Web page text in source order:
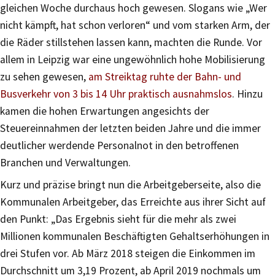
gleichen Woche durchaus hoch gewesen. Slogans wie „Wer
nicht kämpft, hat schon verloren“ und vom starken Arm, der
die Räder stillstehen lassen kann, machten die Runde. Vor
allem in Leipzig war eine ungewöhnlich hohe Mobilisierung
zu sehen gewesen, am Streiktag ruhte der Bahn- und
Busverkehr von 3 bis 14 Uhr praktisch ausnahmslos. Hinzu
kamen die hohen Erwartungen angesichts der
Steuereinnahmen der letzten beiden Jahre und die immer
deutlicher werdende Personalnot in den betroffenen
Branchen und Verwaltungen.
Kurz und präzise bringt nun die Arbeitgeberseite, also die
Kommunalen Arbeitgeber, das Erreichte aus ihrer Sicht auf
den Punkt: „Das Ergebnis sieht für die mehr als zwei
Millionen kommunalen Beschäftigten Gehaltserhöhungen in
drei Stufen vor. Ab März 2018 steigen die Einkommen im
Durchschnitt um 3,19 Prozent, ab April 2019 nochmals um